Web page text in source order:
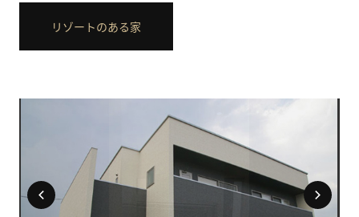
リゾートのある家